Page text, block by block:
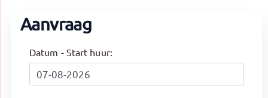
Aanvraag
Datum - Start huur: